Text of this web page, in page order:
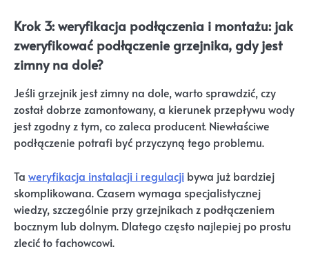
Krok 3: weryfikacja podłączenia i montażu: jak
zweryfikować podłączenie grzejnika, gdy jest
zimny na dole?
Jeśli grzejnik jest zimny na dole, warto sprawdzić, czy
został dobrze zamontowany, a kierunek przepływu wody
jest zgodny z tym, co zaleca producent. Niewłaściwe
podłączenie potrafi być przyczyną tego problemu.
Ta weryfikacja instalacji i regulacji bywa już bardziej
skomplikowana. Czasem wymaga specjalistycznej
wiedzy, szczególnie przy grzejnikach z podłączeniem
bocznym lub dolnym. Dlatego często najlepiej po prostu
zlecić to fachowcowi.